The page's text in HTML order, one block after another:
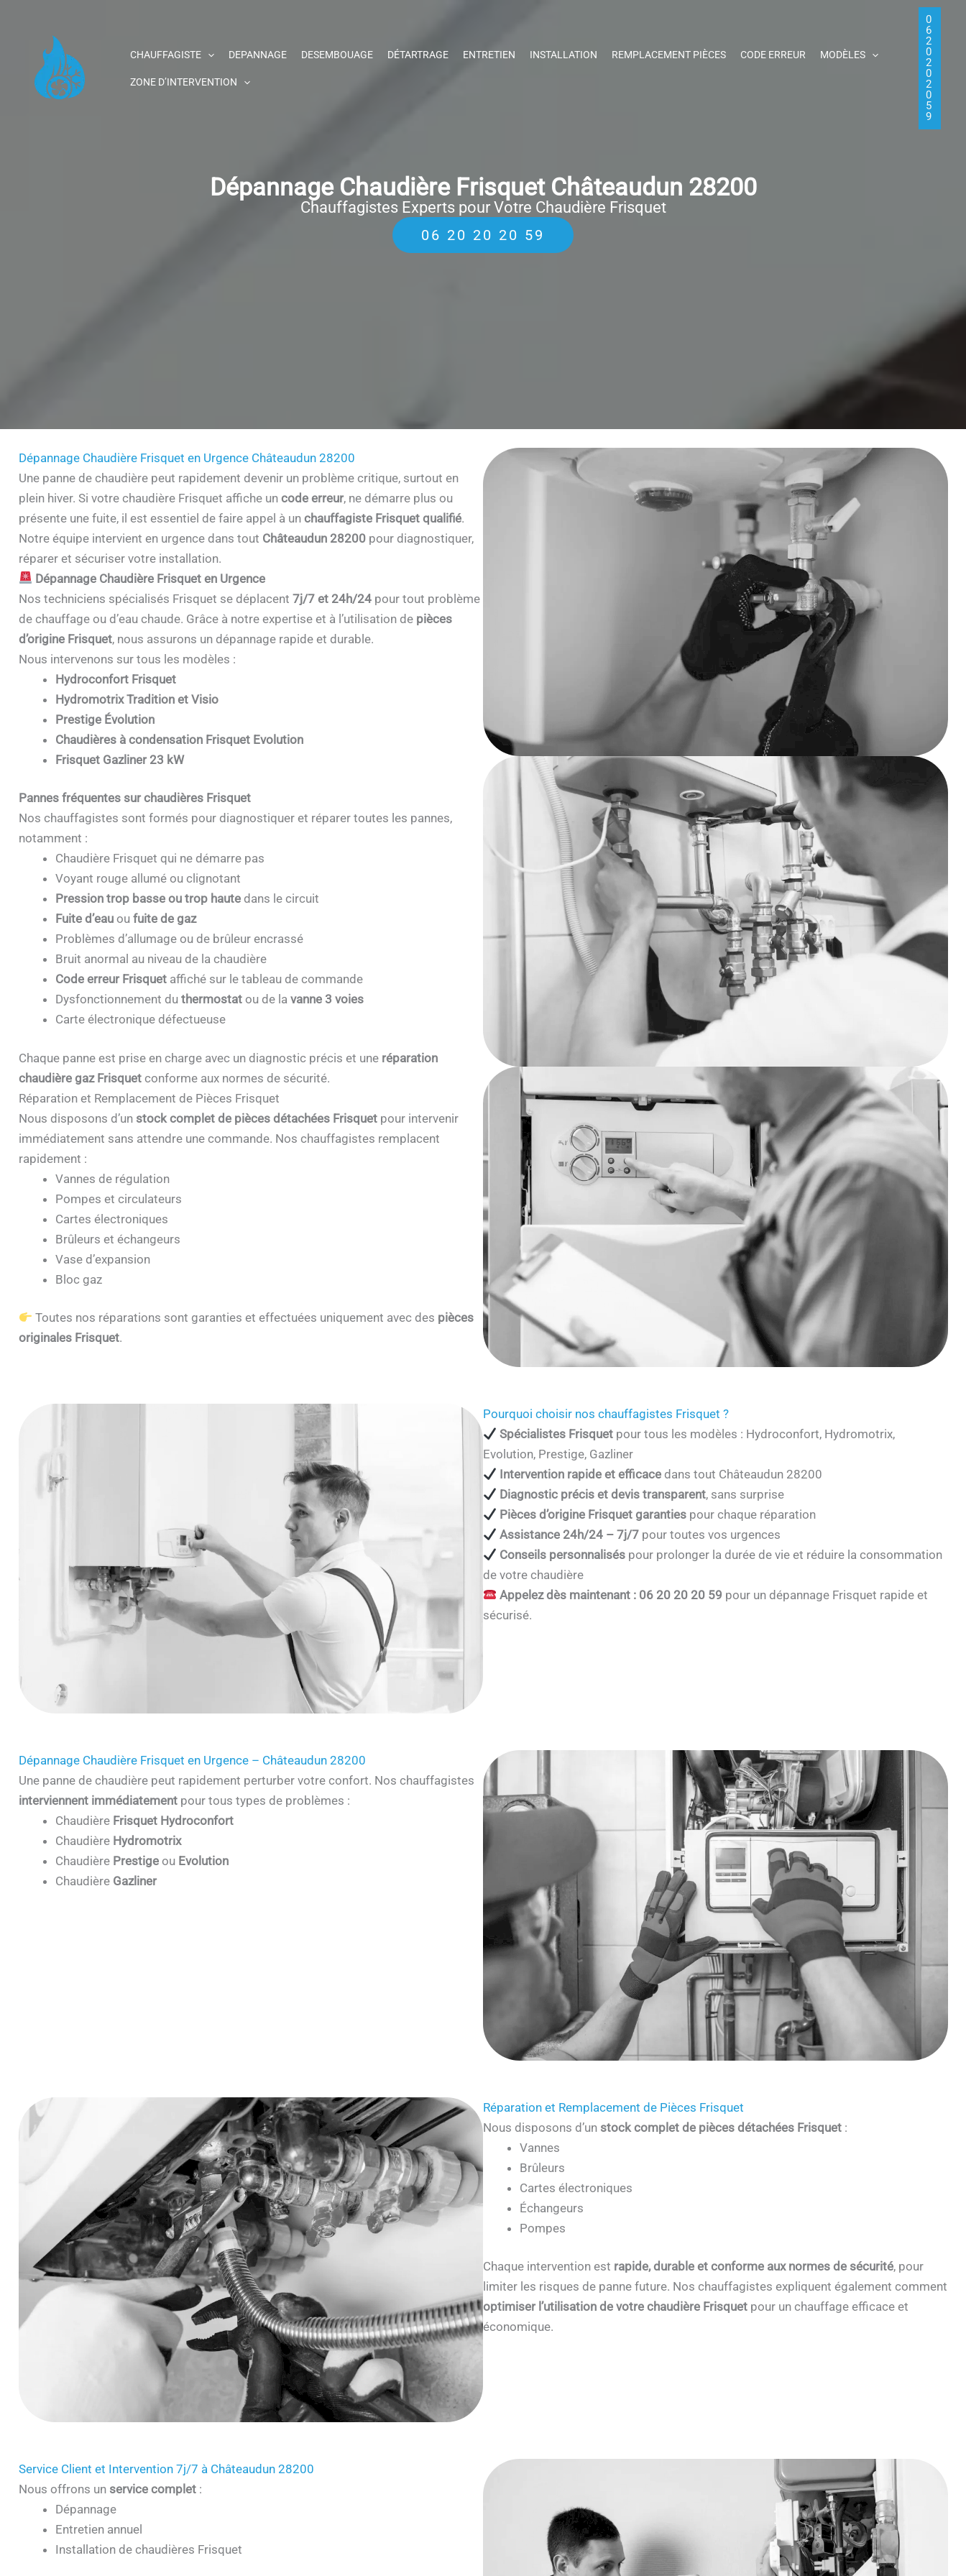
contenu
CHAUFFAGISTE DEPANNAGE DESEMBOUAGE DÉTARTRAGE ENTRETIEN INSTALLATION REMPLACEMENT PIÈCES CODE ERREUR MODÈLES
ZONE D’INTERVENTION
0
6
2
0
2
0
2
0
5
9
Dépannage Chaudière Frisquet Châteaudun 28200
Chauffagistes Experts pour Votre Chaudière Frisquet
06 20 20 20 59
Dépannage Chaudière Frisquet en Urgence Châteaudun 28200
Une panne de chaudière peut rapidement devenir un problème critique, surtout en
plein hiver. Si votre chaudière Frisquet affiche un code erreur, ne démarre plus ou
présente une fuite, il est essentiel de faire appel à un chauffagiste Frisquet qualifié.
Notre équipe intervient en urgence dans tout Châteaudun 28200 pour diagnostiquer,
réparer et sécuriser votre installation.
Dépannage Chaudière Frisquet en Urgence
Nos techniciens spécialisés Frisquet se déplacent 7j/7 et 24h/24pour tout problème
de chauffage ou d’eau chaude. Grâce à notre expertise et à l’utilisation de pièces
d’origine Frisquet, nous assurons un dépannage rapide et durable.
Nous intervenons sur tous les modèles :
Hydroconfort Frisquet
Hydromotrix Tradition et Visio
Prestige Évolution
Chaudières à condensation Frisquet Evolution
Frisquet Gazliner 23 kW
Pannes fréquentes sur chaudières Frisquet
Nos chauffagistes sont formés pour diagnostiquer et réparer toutes les pannes,
notamment :
Chaudière Frisquet qui ne démarre pas
Voyant rouge allumé ou clignotant
Pression trop basse ou trop hautedans le circuit
Fuite d’eauou fuite de gaz
Problèmes d’allumage ou de brûleur encrassé
Bruit anormal au niveau de la chaudière
Code erreur Frisquetaffiché sur le tableau de commande
Dysfonctionnement du thermostatou de la vanne 3 voies
Carte électronique défectueuse
Chaque panne est prise en charge avec un diagnostic précis et une réparation
chaudière gaz Frisquetconforme aux normes de sécurité.
Réparation et Remplacement de Pièces Frisquet
Nous disposons d’un stock complet de pièces détachées Frisquetpour intervenir
immédiatement sans attendre une commande. Nos chauffagistes remplacent
rapidement :
Vannes de régulation
Pompes et circulateurs
Cartes électroniques
Brûleurs et échangeurs
Vase d’expansion
Bloc gaz
Toutes nos réparations sont garanties et effectuées uniquement avec des pièces
originales Frisquet.
Pourquoi choisir nos chauffagistes Frisquet ?
Spécialistes Frisquet pour tous les modèles : Hydroconfort, Hydromotrix,
Evolution, Prestige, Gazliner
Intervention rapide et efficace dans tout Châteaudun 28200
Diagnostic précis et devis transparent, sans surprise
Pièces d’origine Frisquet garanties pour chaque réparation
Assistance 24h/24 – 7j/7 pour toutes vos urgences
Conseils personnalisés pour prolonger la durée de vie et réduire la consommation
de votre chaudière
Appelez dès maintenant : 06 20 20 20 59 pour un dépannage Frisquet rapide et
sécurisé.
Dépannage Chaudière Frisquet en Urgence – Châteaudun 28200
Une panne de chaudière peut rapidement perturber votre confort. Nos chauffagistes
interviennent immédiatementpour tous types de problèmes :
Chaudière Frisquet Hydroconfort
Chaudière Hydromotrix
Chaudière Prestigeou Evolution
Chaudière Gazliner
Réparation et Remplacement de Pièces Frisquet
Nous disposons d’un stock complet de pièces détachées Frisquet :
Vannes
Brûleurs
Cartes électroniques
Échangeurs
Pompes
Chaque intervention est rapide, durable et conforme aux normes de sécurité, pour
limiter les risques de panne future. Nos chauffagistes expliquent également comment
optimiser l’utilisation de votre chaudière Frisquet pour un chauffage efficace et
économique.
Service Client et Intervention 7j/7 à Châteaudun 28200
Nous offrons un service complet:
Dépannage
Entretien annuel
Installation de chaudières Frisquet